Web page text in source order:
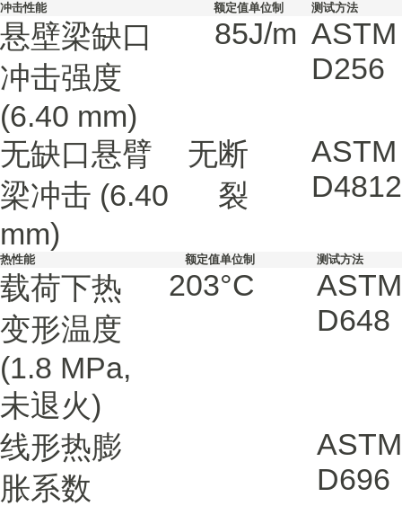
冲击性能 额定值单位制 测试方法
悬壁梁缺口
冲击强度
(6.40 mm)
85J/m ASTM
D256
无缺口悬臂
梁冲击 (6.40
mm)
无断
裂
ASTM
D4812
热性能 额定值单位制 测试方法
载荷下热
变形温度
(1.8 MPa,
未退火)
203°C
ASTM
D648
线形热膨
胀系数
ASTM
D696